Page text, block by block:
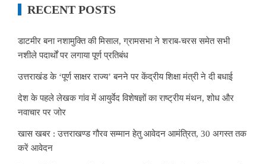
RECENT POSTS
डाटमीर बना नशामुक्ति की मिसाल, ग्रामसभा ने शराब-चरस समेत सभी
नशीले पदार्थों पर लगाया पूर्ण प्रतिबंध
उत्तराखंड के ‘पूर्ण साक्षर राज्य’ बनने पर केंद्रीय शिक्षा मंत्री ने दी बधाई
देश के पहले लेखक गांव में आयुर्वेद विशेषज्ञों का राष्ट्रीय मंथन, शोध और
नवाचार पर जोर
खास खबर : उत्तराखण्ड गौरव सम्मान हेतु आवेदन आमंत्रित, 30 अगस्त तक
करें आवेदन